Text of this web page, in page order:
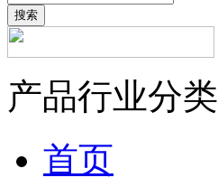
搜索
产品行业分类
首页